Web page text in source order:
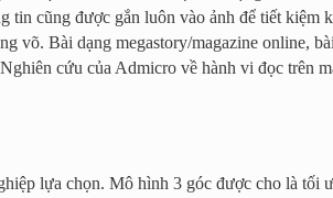
tin cũng được gắn luôn vào ảnh để tiết
võ. Bài dạng megastory/magazine online,
cứu của Admicro về hành vi đọc trên
lựa chọn. Mô hình 3 góc được cho là